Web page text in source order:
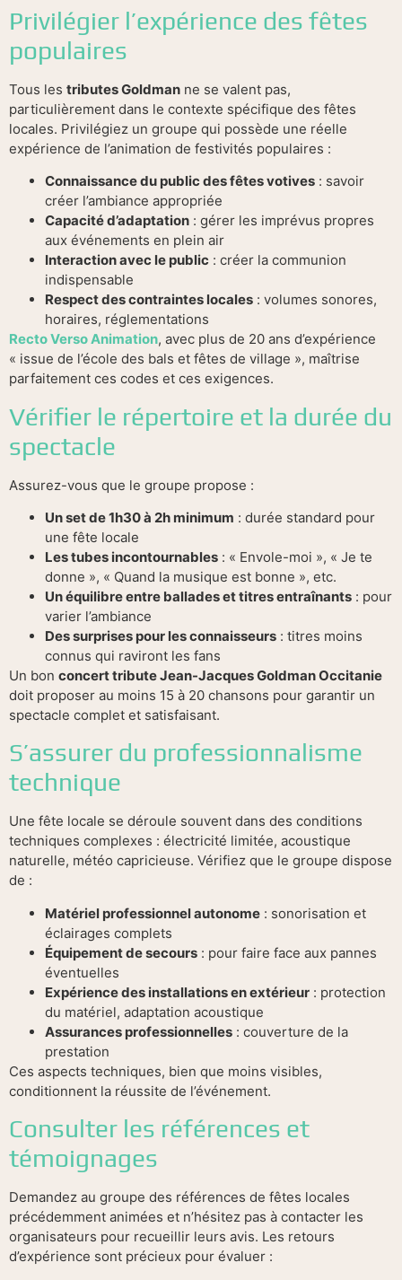
Privilégier l’expérience des fêtes
populaires
Tous les tributes Goldman ne se valent pas,
particulièrement dans le contexte spécifique des fêtes
locales. Privilégiez un groupe qui possède une réelle
expérience de l’animation de festivités populaires :
Connaissance du public des fêtes votives : savoir
créer l’ambiance appropriée
Capacité d’adaptation : gérer les imprévus propres
aux événements en plein air
Interaction avec le public : créer la communion
indispensable
Respect des contraintes locales : volumes sonores,
horaires, réglementations
Recto Verso Animation, avec plus de 20 ans d’expérience
« issue de l’école des bals et fêtes de village », maîtrise
parfaitement ces codes et ces exigences.
Vérifier le répertoire et la durée du
spectacle
Assurez-vous que le groupe propose :
Un set de 1h30 à 2h minimum : durée standard pour
une fête locale
Les tubes incontournables : « Envole-moi », « Je te
donne », « Quand la musique est bonne », etc.
Un équilibre entre ballades et titres entraînants : pour
varier l’ambiance
Des surprises pour les connaisseurs : titres moins
connus qui raviront les fans
Un bon concert tribute Jean-Jacques Goldman Occitanie
doit proposer au moins 15 à 20 chansons pour garantir un
spectacle complet et satisfaisant.
S’assurer du professionnalisme
technique
Une fête locale se déroule souvent dans des conditions
techniques complexes : électricité limitée, acoustique
naturelle, météo capricieuse. Vérifiez que le groupe dispose
de :
Matériel professionnel autonome : sonorisation et
éclairages complets
Équipement de secours : pour faire face aux pannes
éventuelles
Expérience des installations en extérieur : protection
du matériel, adaptation acoustique
Assurances professionnelles : couverture de la
prestation
Ces aspects techniques, bien que moins visibles,
conditionnent la réussite de l’événement.
Consulter les références et
témoignages
Demandez au groupe des références de fêtes locales
précédemment animées et n’hésitez pas à contacter les
organisateurs pour recueillir leurs avis. Les retours
d’expérience sont précieux pour évaluer :